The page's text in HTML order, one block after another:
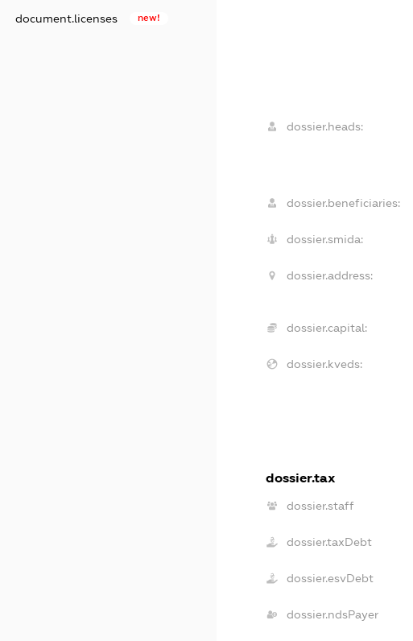
document.licenses new!
dossier.heads:
dossier.beneficiaries:
dossier.smida:
dossier.address:
dossier.capital:
dossier.kveds:
dossier.tax
dossier.staff
dossier.taxDebt
dossier.esvDebt
dossier.ndsPayer